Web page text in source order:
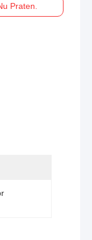
Praten.